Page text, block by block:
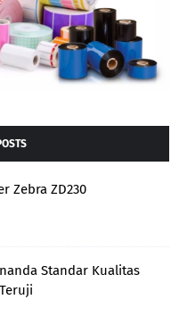
Zebra ZD230
Standar Kualitas